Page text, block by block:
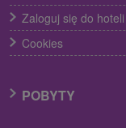
Zaloguj się do hoteli
Cookies
POBYTY